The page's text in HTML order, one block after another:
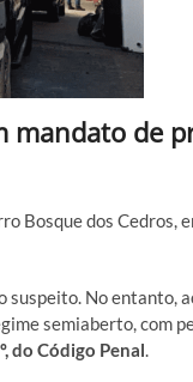
mandato de
Bosque dos Cedros,
No entanto,
semiaberto, com
do Código Penal.